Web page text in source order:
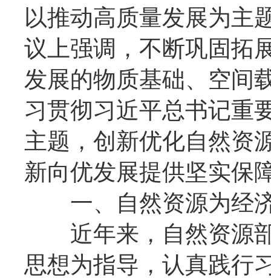
以推动高质量发展为主
议上强调，不断巩固拓
发展的物质基础、空间
习贯彻习近平总书记重
主题，创新优化自然资
新向优发展提供坚实保
一、自然资源为经济
近年来，自然资源部
思想为指导，认真践行